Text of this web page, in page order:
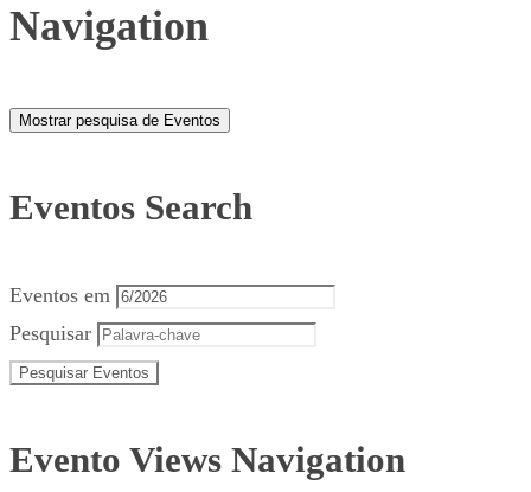
Navigation
Mostrar pesquisa de Eventos
Eventos Search
Eventos em
Pesquisar
Evento Views Navigation